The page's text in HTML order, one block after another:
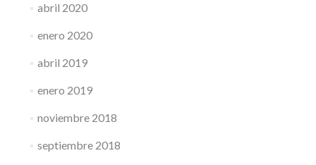
abril 2020
enero 2020
abril 2019
enero 2019
noviembre 2018
septiembre 2018